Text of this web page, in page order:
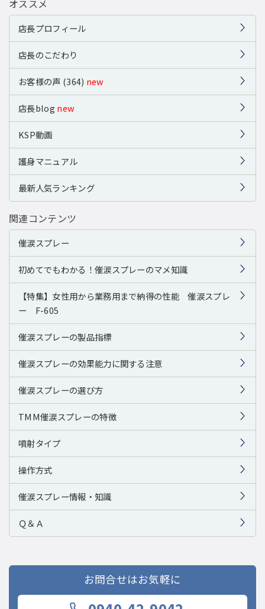
オススメ
店長プロフィール
店長のこだわり
お客様の声 (364) new
店長blog new
KSP動画
護身マニュアル
最新人気ランキング
関連コンテンツ
催涙スプレー
初めてでもわかる！催涙スプレーのマメ知識
【特集】女性用から業務用まで納得の性能 催涙スプレ
ー F-605
催涙スプレーの製品指標
催涙スプレーの効果能力に関する注意
催涙スプレーの選び方
TMM催涙スプレーの特徴
噴射タイプ
操作方式
催涙スプレー情報・知識
Ｑ＆Ａ
お問合せはお気軽に